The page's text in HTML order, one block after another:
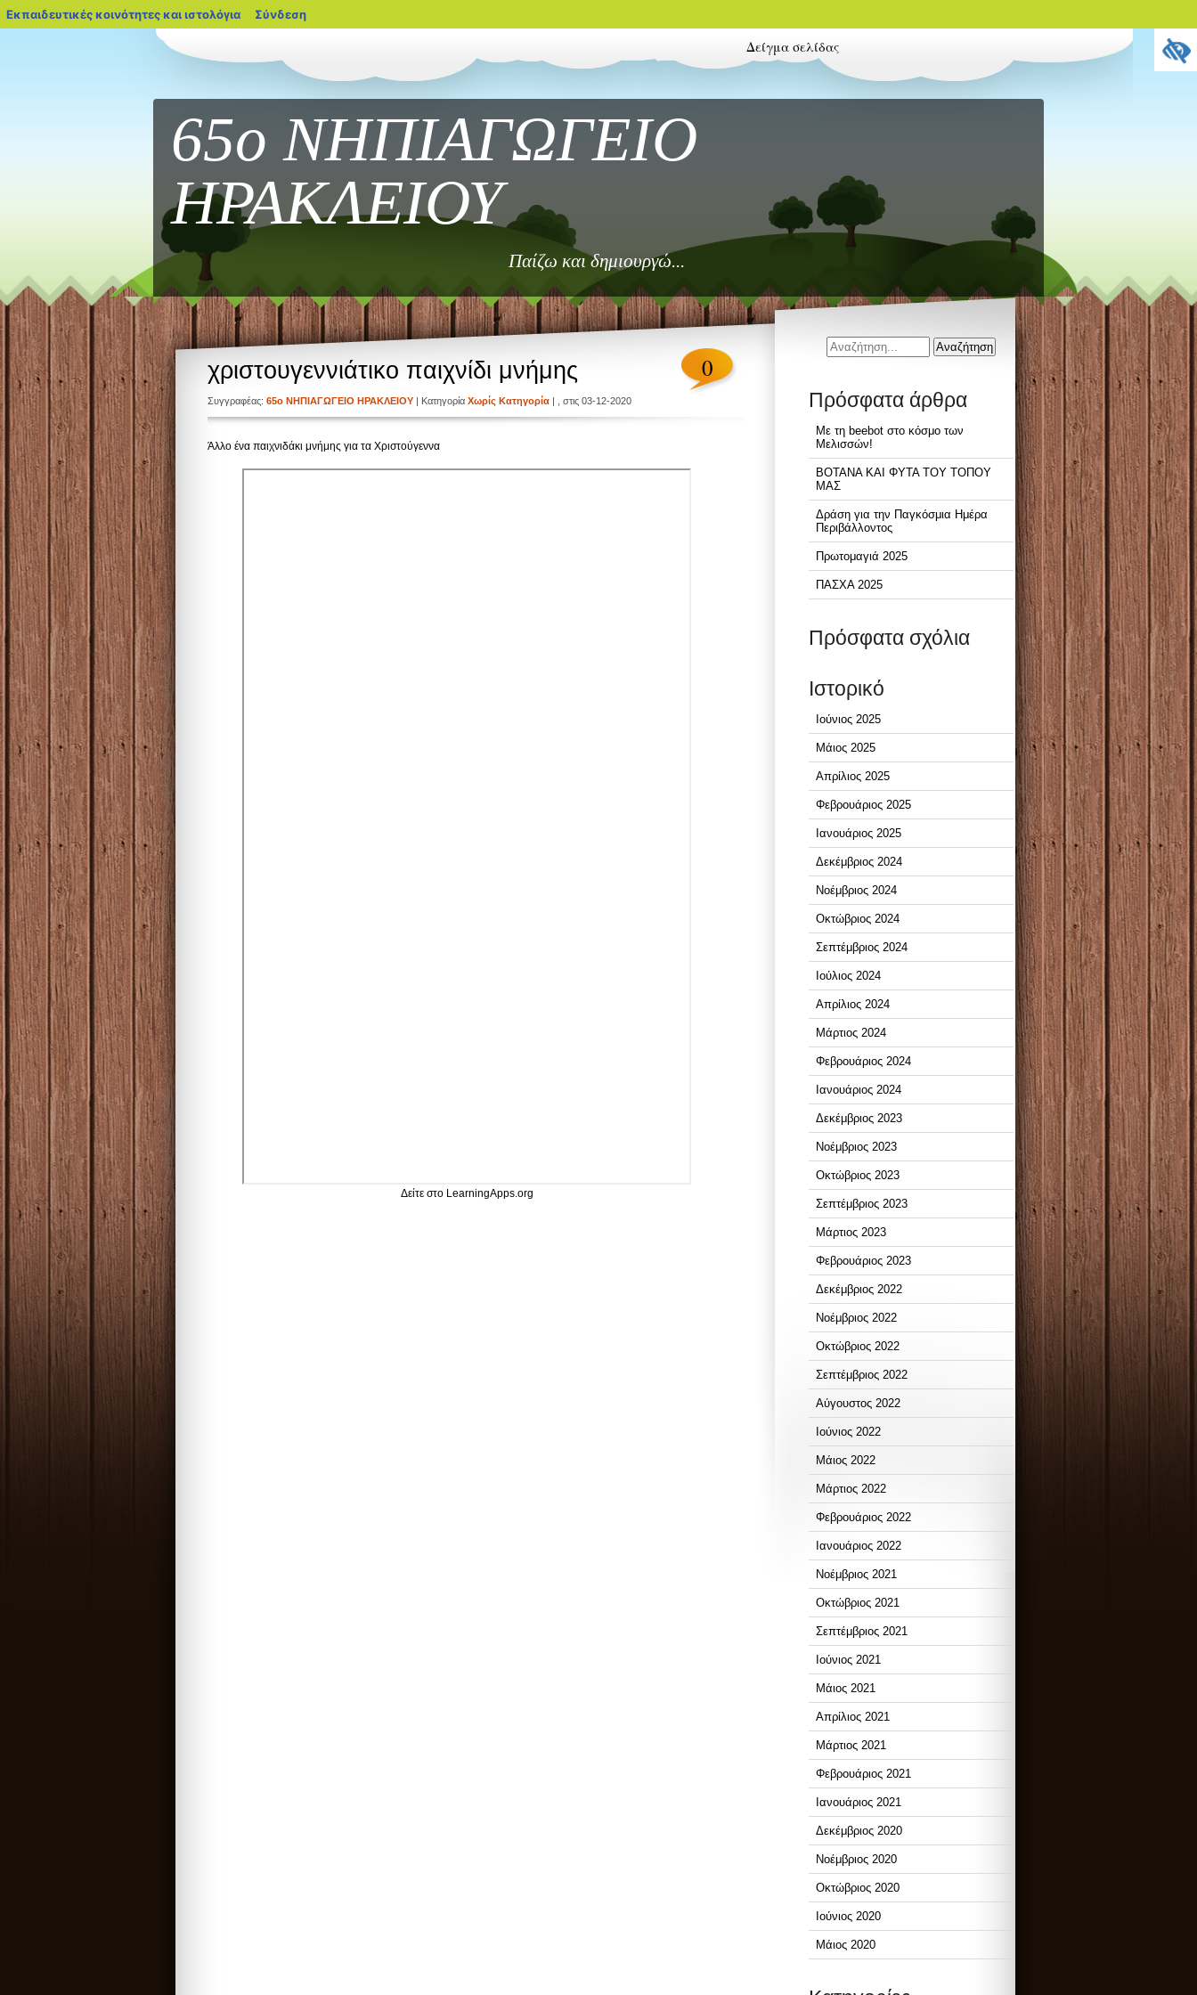
Εκπαιδευτικές κοινότητες και ιστολόγια blogs.sch.gr
Σύνδεση
Δείγμα σελίδας
65ο ΝΗΠΙΑΓΩΓΕΙΟ
ΗΡΑΚΛΕΙΟΥ
Παίζω και δημιουργώ...
χριστουγεννιάτικο παιχνίδι μνήμης 0
Συγγραφέας: 65ο ΝΗΠΙΑΓΩΓΕΙΟ ΗΡΑΚΛΕΙΟΥ | Κατηγορία Χωρίς Κατηγορία | , στις 03-12-2020
Άλλο ένα παιχνιδάκι μνήμης για τα Χριστούγεννα
Δείτε στο LearningApps.org
Πρόσφατα άρθρα
Με τη beebot στο κόσμο των
Μελισσών!
ΒΟΤΑΝΑ ΚΑΙ ΦΥΤΑ ΤΟΥ ΤΟΠΟΥ
ΜΑΣ
Δράση για την Παγκόσμια Ημέρα
Περιβάλλοντος
Πρωτομαγιά 2025
ΠΑΣΧΑ 2025
Πρόσφατα σχόλια
Ιστορικό
Ιούνιος 2025
Μάιος 2025
Απρίλιος 2025
Φεβρουάριος 2025
Ιανουάριος 2025
Δεκέμβριος 2024
Νοέμβριος 2024
Οκτώβριος 2024
Σεπτέμβριος 2024
Ιούλιος 2024
Απρίλιος 2024
Μάρτιος 2024
Φεβρουάριος 2024
Ιανουάριος 2024
Δεκέμβριος 2023
Νοέμβριος 2023
Οκτώβριος 2023
Σεπτέμβριος 2023
Μάρτιος 2023
Φεβρουάριος 2023
Δεκέμβριος 2022
Νοέμβριος 2022
Οκτώβριος 2022
Σεπτέμβριος 2022
Αύγουστος 2022
Ιούνιος 2022
Μάιος 2022
Μάρτιος 2022
Φεβρουάριος 2022
Ιανουάριος 2022
Νοέμβριος 2021
Οκτώβριος 2021
Σεπτέμβριος 2021
Ιούνιος 2021
Μάιος 2021
Απρίλιος 2021
Μάρτιος 2021
Φεβρουάριος 2021
Ιανουάριος 2021
Δεκέμβριος 2020
Νοέμβριος 2020
Οκτώβριος 2020
Ιούνιος 2020
Μάιος 2020